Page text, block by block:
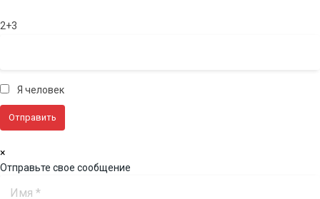
2+3
Я человек
×
Отправьте свое сообщение